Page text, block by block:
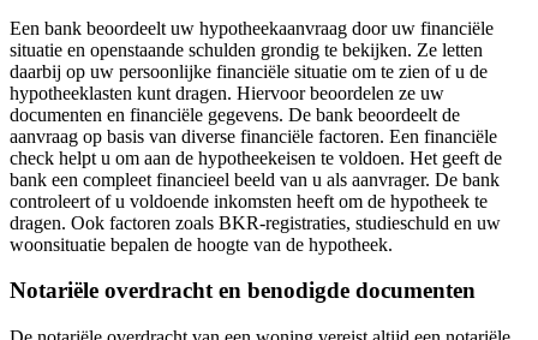
Een bank beoordeelt uw hypotheekaanvraag door uw financiële
situatie en openstaande schulden grondig te bekijken. Ze letten
daarbij op uw persoonlijke financiële situatie om te zien of u de
hypotheeklasten kunt dragen. Hiervoor beoordelen ze uw
documenten en financiële gegevens. De bank beoordeelt de
aanvraag op basis van diverse financiële factoren. Een financiële
check helpt u om aan de hypotheekeisen te voldoen. Het geeft de
bank een compleet financieel beeld van u als aanvrager. De bank
controleert of u voldoende inkomsten heeft om de hypotheek te
dragen. Ook factoren zoals BKR-registraties, studieschuld en uw
woonsituatie bepalen de hoogte van de hypotheek.
Notariële overdracht en benodigde documenten